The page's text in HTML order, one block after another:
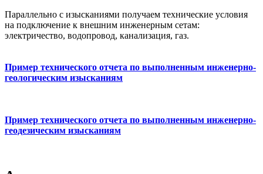
Параллельно с изысканиями получаем технические условия
на подключение к внешним инженерным сетам:
электричество, водопровод, канализация, газ.
Пример технического отчета по выполненным инженерно-
геологическим изысканиям
Пример технического отчета по выполненным инженерно-
геодезическим изысканиям